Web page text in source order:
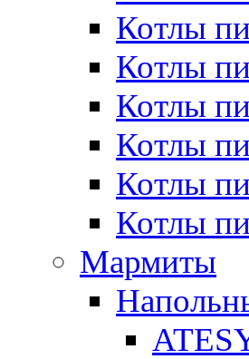
Котлы
Котлы
Котлы
Котлы
Котлы
Котлы
Мармиты